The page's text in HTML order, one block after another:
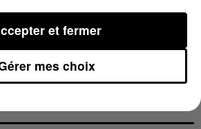
affrontent Biarritz ce samedi à 15
Pau se déplace à Lyon. Le
de son côté, reçoit le Stade
mes choix
et fermer